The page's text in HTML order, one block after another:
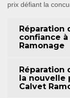
prix défiant la
Réparation
confiance
Ramonage
Réparation
la nouvelle
Calvet